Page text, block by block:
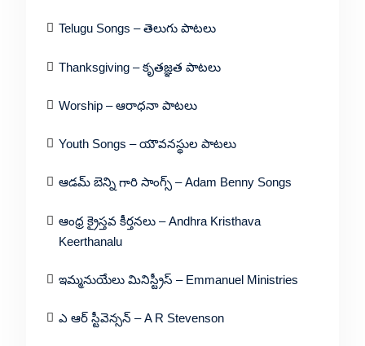
Telugu Songs – తెలుగు పాటలు
Thanksgiving – కృతజ్ఞత పాటలు
Worship – ఆరాధనా పాటలు
Youth Songs – యౌవనస్థుల పాటలు
ఆడమ్ బెన్ని గారి సాంగ్స్ – Adam Benny Songs
ఆంధ్ర క్రైస్తవ కీర్తనలు – Andhra Kristhava
Keerthanalu
ఇమ్మనుయేలు మినిస్ట్రీస్ – Emmanuel Ministries
ఎ ఆర్ స్టీవెన్సన్ – A R Stevenson